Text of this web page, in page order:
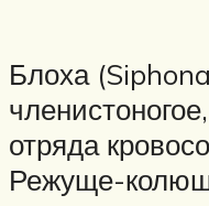
Блоха
отряда
Режуще-